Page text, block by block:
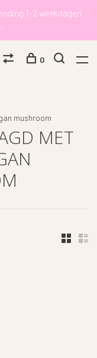
1-2 werkdagen
0
mushroom
MET